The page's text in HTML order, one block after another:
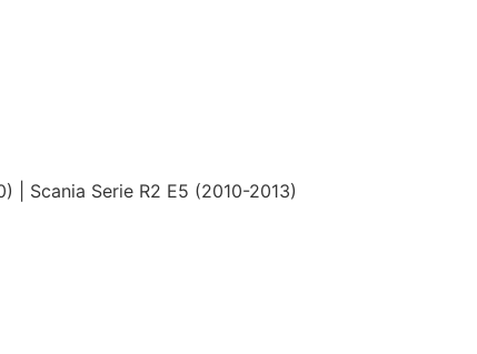
| Scania Serie R2 E5 (2010-2013)